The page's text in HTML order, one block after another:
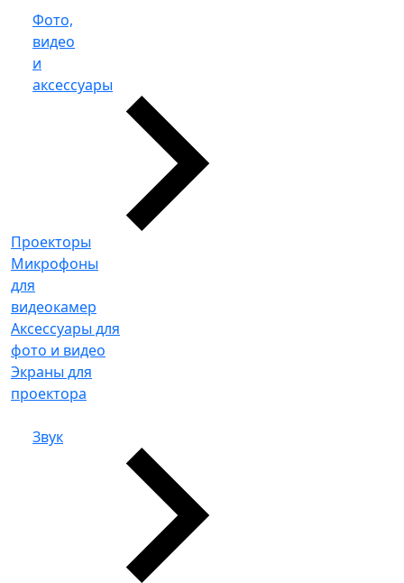
Фото,
видео
и
аксессуары
Проекторы
Микрофоны
для
видеокамер
Аксессуары для
фото и видео
Экраны для
проектора
Звук